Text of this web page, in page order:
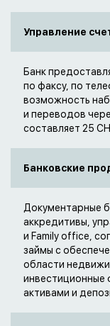
Управление
Банк
по факсу, по
возможность
и переводов
составляет 25
Банковские
Документарные
аккредитивы,
и Family office,
займы с
области
инвестиционные
активами и